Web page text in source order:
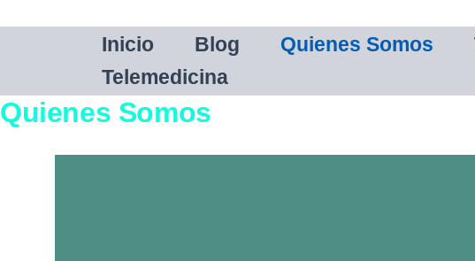
Inicio Blog Quienes Somos
Telemedicina
Quienes Somos